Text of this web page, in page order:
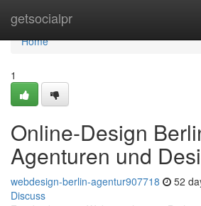
getsocialpr
Home
Home
1
Online-Design
Agenturen und
webdesign-berlin-agentur907718 52
Discuss